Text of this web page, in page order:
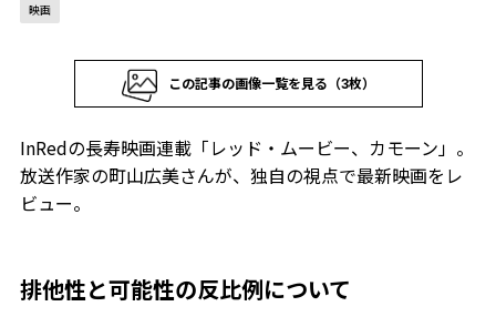
映画
この記事の画像一覧を見る（3枚）
InRedの長寿映画連載「レッド・ムービー、カモーン」。
放送作家の町山広美さんが、独自の視点で最新映画をレ
ビュー。
排他性と可能性の反比例について